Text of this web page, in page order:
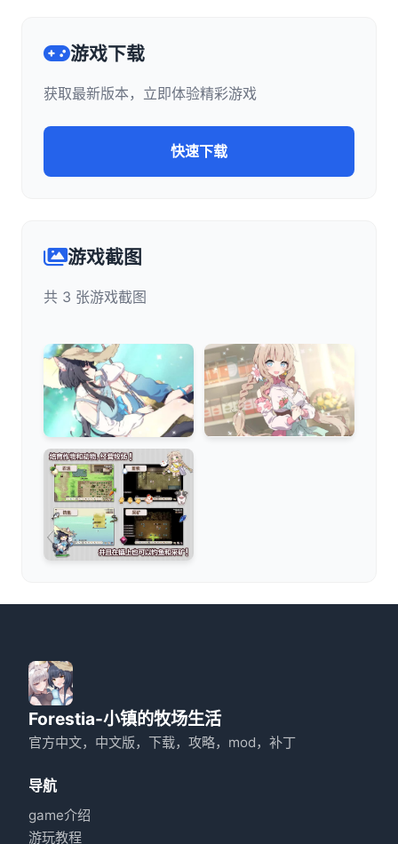
游戏下载
获取最新版本，立即体验精彩游戏
快速下载
游戏截图
共 3 张游戏截图
Forestia-小镇的牧场生活
官方中文，中文版，下载，攻略，mod，补丁
导航
game介绍
游玩教程